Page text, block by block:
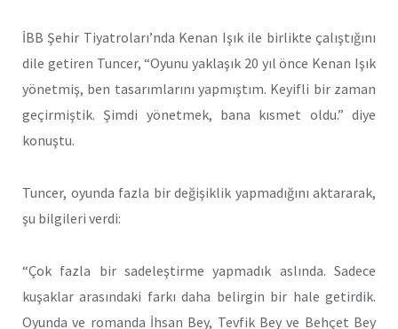
İBB Şehir Tiyatroları’nda Kenan Işık ile birlikte çalıştığını
dile getiren Tuncer, “Oyunu yaklaşık 20 yıl önce Kenan Işık
yönetmiş, ben tasarımlarını yapmıştım. Keyifli bir zaman
geçirmiştik. Şimdi yönetmek, bana kısmet oldu.” diye
konuştu.
Tuncer, oyunda fazla bir değişiklik yapmadığını aktararak,
şu bilgileri verdi:
“Çok fazla bir sadeleştirme yapmadık aslında. Sadece
kuşaklar arasındaki farkı daha belirgin bir hale getirdik.
Oyunda ve romanda İhsan Bey, Tevfik Bey ve Behçet Bey